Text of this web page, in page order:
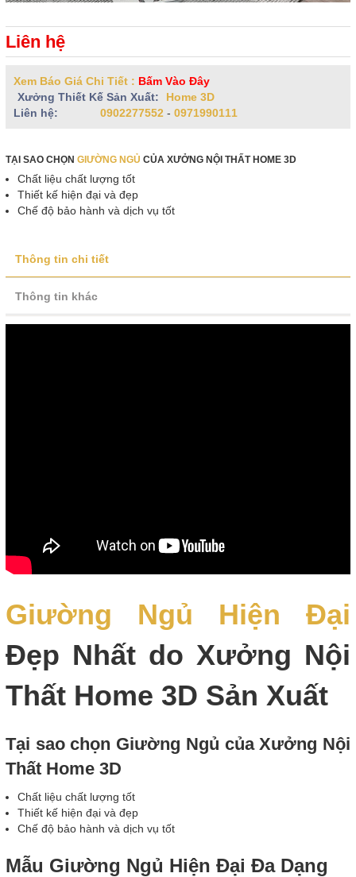
Liên hệ
Xem Báo Giá Chi Tiết : Bấm Vào Đây
Xưởng Thiết Kế Sản Xuất:
Home 3D
Liên hệ:
0902277552 - 0971990111
TẠI SAO CHỌN GIƯỜNG NGỦ CỦA XƯỞNG NỘI THẤT HOME 3D
Chất liệu chất lượng tốt
Thiết kế hiện đại và đẹp
Chế độ bảo hành và dịch vụ tốt
Thông tin chi tiết
Thông tin khác
Giường Ngủ Hiện Đại
Đẹp Nhất do Xưởng Nội
Thất Home 3D Sản Xuất
Tại sao chọn Giường Ngủ của Xưởng Nội
Thất Home 3D
Chất liệu chất lượng tốt
Thiết kế hiện đại và đẹp
Chế độ bảo hành và dịch vụ tốt
Mẫu Giường Ngủ Hiện Đại Đa Dạng